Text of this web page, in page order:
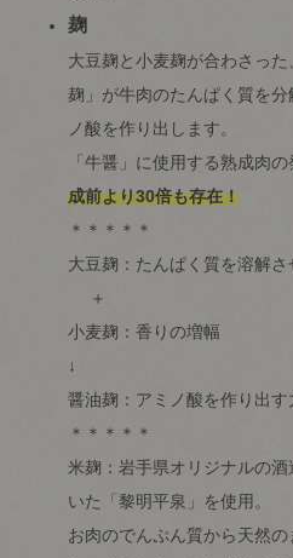
麹
大豆麹と小麦麹が合わさっ
麹」が牛肉のたんぱく質を
ノ酸を作り出します。
「牛醤」に使用する熟成肉
成前より30倍も存在！
＊＊＊＊＊
大豆麹：たんぱく質を溶解
＋
小麦麹：香りの増幅
↓
醤油麹：アミノ酸を作り出す
＊＊＊＊＊
米麹：岩手県オリジナルの
いた「黎明平泉」を使用。
お肉のでんぷん質から天然